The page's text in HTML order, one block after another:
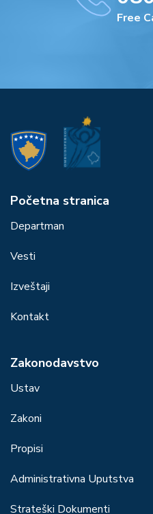
Free
Početna stranica
Departman
Vesti
Izveštaji
Kontakt
Zakonodavstvo
Ustav
Zakoni
Propisi
Administrativna Uputstva
Strateški Dokumenti